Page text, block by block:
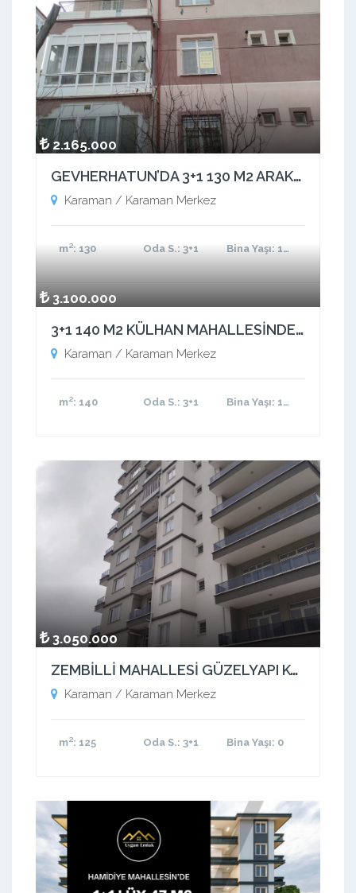
2.165.000
GEVHERHATUN’DA 3+1 130 M2 ARAKAT MASRAFSIZ
Karaman / Karaman Merkez
m²: 130 Oda S.: 3+1 Bina Yaşı: 16-20 arası
3.100.000
3+1 140 M2 KÜLHAN MAHALLESİNDE ŞEHRİN MERKEZİNDE FIRSAT
Karaman / Karaman Merkez
m²: 140 Oda S.: 3+1 Bina Yaşı: 11-15 arası
3.050.000
ZEMBİLLİ MAHALLESİ GÜZELYAPI KONUTLARI SIFIR DAİRE
Karaman / Karaman Merkez
m²: 125 Oda S.: 3+1 Bina Yaşı: 0